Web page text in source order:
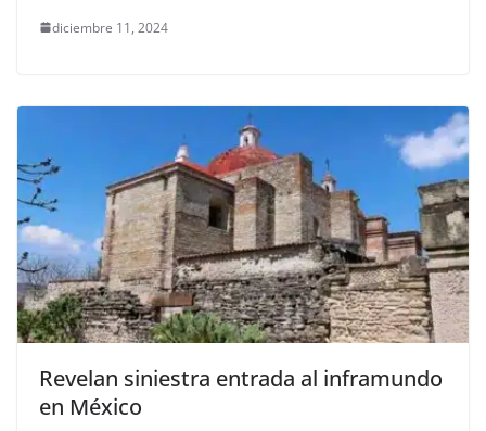
diciembre 11, 2024
Revelan siniestra entrada al inframundo
en México